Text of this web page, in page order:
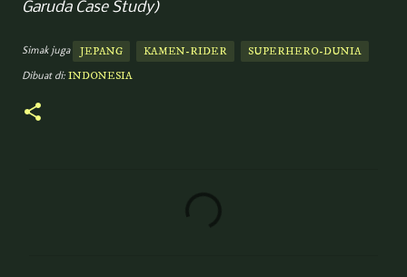
Garuda Case Study)
Simak juga JEPANG KAMEN-RIDER SUPERHERO-DUNIA
Dibuat di: INDONESIA